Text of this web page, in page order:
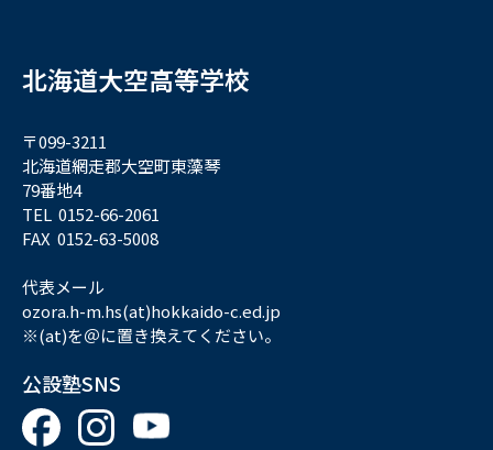
北海道大空高等学校
〒099-3211
北海道網走郡大空町東藻琴
79番地4
TEL 0152-66-2061
FAX 0152-63-5008
代表メール
ozora.h-m.hs(at)hokkaido-c.ed.jp
※(at)を＠に置き換えてください。
公設塾SNS